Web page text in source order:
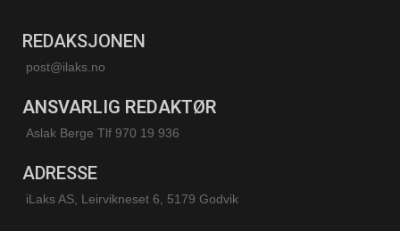
REDAKSJONEN
post@ilaks.no
ANSVARLIG REDAKTØR
Aslak Berge Tlf 970 19 936
ADRESSE
iLaks AS, Leirvikneset 6, 5179 Godvik